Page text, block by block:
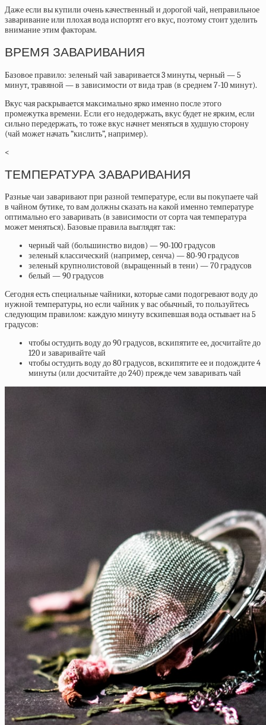
Даже если вы купили очень качественный и дорогой чай, неправильное
заваривание или плохая вода испортят его вкус, поэтому стоит уделить
внимание этим факторам.
ВРЕМЯ ЗАВАРИВАНИЯ
Базовое правило: зеленый чай заваривается 3 минуты, черный — 5
минут, травяной — в зависимости от вида трав (в среднем 7-10 минут).
Вкус чая раскрывается максимально ярко именно после этого
промежутка времени. Если его недодержать, вкус будет не ярким, если
сильно передержать, то тоже вкус начнет меняться в худшую сторону
(чай может начать “кислить”, например).
<
ТЕМПЕРАТУРА ЗАВАРИВАНИЯ
Разные чаи заваривают при разной температуре, если вы покупаете чай
в чайном бутике, то вам должны сказать на какой именно температуре
оптимально его заваривать (в зависимости от сорта чая температура
может меняться). Базовые правила выглядят так:
черный чай (большинство видов) — 90-100 градусов
зеленый классический (например, сенча) — 80-90 градусов
зеленый крупнолистовой (выращенный в тени) — 70 градусов
белый — 90 градусов
Сегодня есть специальные чайники, которые сами подогревают воду до
нужной температуры, но если чайник у вас обычный, то пользуйтесь
следующим правилом: каждую минуту вскипевшая вода остывает на 5
градусов:
чтобы остудить воду до 90 градусов, вскипятите ее, досчитайте до
120 и заваривайте чай
чтобы остудить воду до 80 градусов, вскипятите ее и подождите 4
минуты (или досчитайте до 240) прежде чем заваривать чай